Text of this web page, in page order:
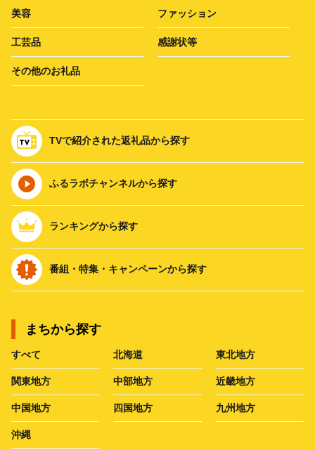
美容 ファッション
工芸品 感謝状等
その他のお礼品
TVで紹介された返礼品から探す
ふるラボチャンネルから探す
ランキングから探す
番組・特集・キャンペーンから探す
まちから探す
すべて 北海道 東北地方
関東地方 中部地方 近畿地方
中国地方 四国地方 九州地方
沖縄